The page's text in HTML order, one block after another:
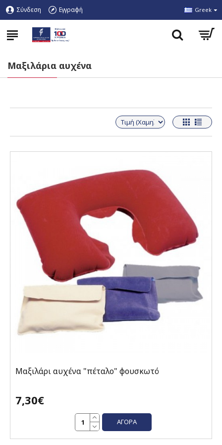
Σύνδεση Εγγραφή Greek
Μαξιλάρια αυχένα
Μαξιλάρι αυχένα "πέταλο" φουσκωτό
7,30€
ΑΓΟΡΆ